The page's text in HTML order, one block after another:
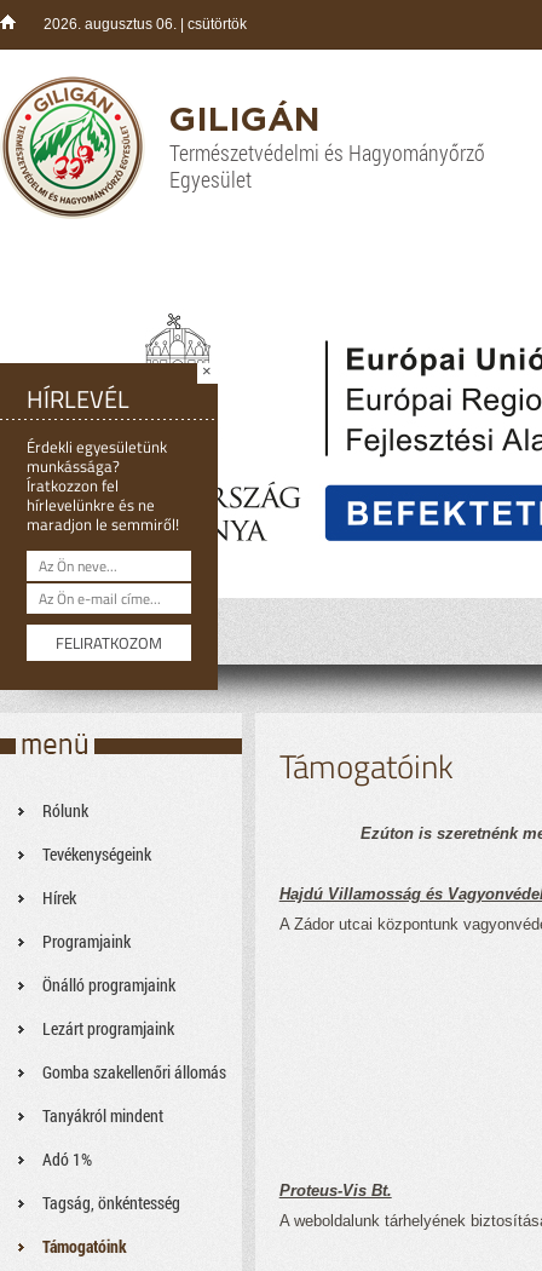
2026. augusztus 06. | csütörtök
GILIGÁN
Természetvédelmi és Hagyományőrző
Egyesület
Rólunk
Tevékenységeink
Hírek
Programjaink
Önálló programjaink
Lezárt programjaink
Gomba szakellenőri állomás
Tanyákról mindent
Adó 1%
Tagság, önkéntesség
Támogatóink
Támogatóink
Ezúton is szeretnénk
Hajdú Villamosság és
A Zádor utcai központunk
Proteus-Vis Bt.
A weboldalunk tárhelyének
HÍRLEVÉL
Érdekli egyesületünk
munkássága?
Íratkozzon fel
hírlevelünkre és ne
maradjon le semmiről!
×